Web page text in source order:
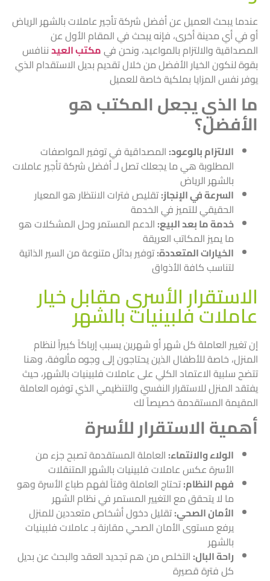
عندما يبحث العميل عن أفضل شركة تأجير عاملات بالشهر الرياض
أو في أي مدينة أخرى، فإنه يبحث في المقام الأول عن
المصداقية والالتزام بالمواعيد، ونحن في مكتب العيدننافس
بقوة لنكون الخيار الأفضل من خلال تقديم بديل الاستقدام الذي
يوفر نفس المزايا بملكية خاصة للعميل
ما الذي يجعل المكتب هو
الأفضل؟
الالتزام بالوعود:المصداقية في توفير المواصفات
المطلوبة هي ما يجعلك تصل لـ أفضل شركة تأجير عاملات
بالشهر الرياض
السرعة في الإنجاز:تقليص فترات الانتظار هو المعيار
الحقيقي للتميز في الخدمة
خدمة ما بعد البيع:الدعم المستمر وحل المشكلات هو
ما يميز المكاتب العريقة
الخيارات المتعددة:توفير بدائل متنوعة من السير الذاتية
لتناسب كافة الأذواق
الاستقرار الأسري مقابل خيار
عاملات فلبينيات بالشهر
إن تغيير العاملة كل شهر أو شهرين يسبب إرباكاً كبيراً لنظام
المنزل، خاصة للأطفال الذين يحتاجون إلى وجوه مألوفة، وهنا
تتضح سلبية الاعتماد الكلي على عاملات فلبينيات بالشهر، حيث
يفتقد المنزل للاستقرار النفسي والتنظيمي الذي توفره العاملة
المقيمة المستقدمة خصيصاً لك
أهمية الاستقرار للأسرة
الولاء والانتماء:العاملة المستقدمة تصبح جزء من
الأسرة عكس عاملات فلبينيات بالشهر المتنقلات
فهم النظام:تحتاج العاملة وقتاً لفهم طباع الأسرة وهو
ما لا يتحقق مع التغيير المستمر في نظام الشهر
الأمان الصحي:تقليل دخول أشخاص متعددين للمنزل
يرفع مستوى الأمان الصحي مقارنة بـ عاملات فلبينيات
بالشهر
راحة البال:التخلص من هم تجديد العقد والبحث عن بديل
كل فترة قصيرة